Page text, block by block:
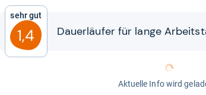
Sehr gut
1,4 Dau­er­läu­fer für lange
Aktuelle Info wird